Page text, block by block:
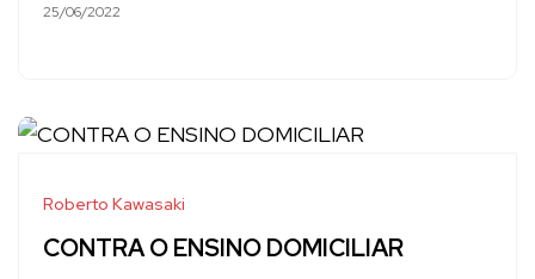
25/06/2022
Roberto Kawasaki
CONTRA O ENSINO DOMICILIAR